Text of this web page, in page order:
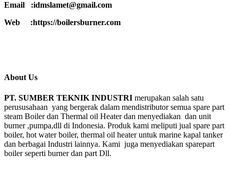
Email :idmslamet@gmail.com
Web :https://boilersburner.com
About Us
PT. SUMBER TEKNIK INDUSTRI merupakan salah satu
perususahaan yang bergerak dalam mendistributor semua spare part
steam Boiler dan Thermal oil Heater dan menyediakan dan unit
burner ,pumpa,dll di Indonesia. Produk kami meliputi jual spare part
boiler, hot water boiler, thermal oil heater untuk marine kapal tanker
dan berbagai Industri lainnya. Kami juga menyediakan sparepart
boiler seperti burner dan part Dll.